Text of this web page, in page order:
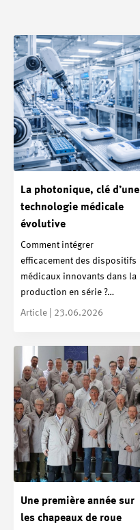
La photonique, clé d’une
technologie médicale
évolutive
Comment intégrer
efficacement des dispositifs
médicaux innovants dans la
production en série ?…
Article | 23.06.2026
Une première année sur
les chapeaux de roue